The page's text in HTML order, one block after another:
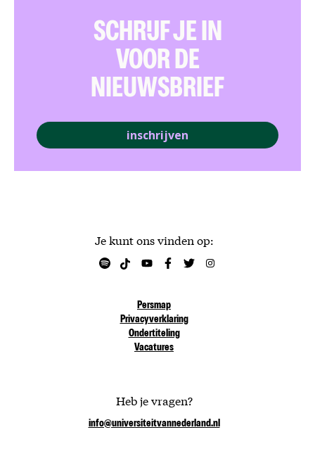
Je kunt ons vinden op:
Persmap
Privacyverklaring
Ondertiteling
Vacatures
Heb je vragen?
info@universiteitvannederland.nl
SCHRIJF JE IN
VOOR DE
NIEUWSBRIEF
inschrijven